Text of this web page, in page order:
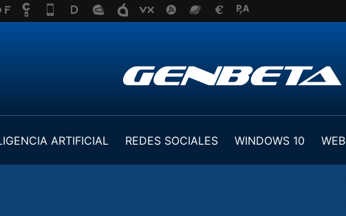
ARTIFICIAL REDES SOCIALES WINDOWS 10 WEB